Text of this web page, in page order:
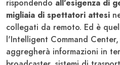
rispondendo all'esigenza di
migliaia di spettatori attesi
collegati da remoto. Ed è
l'Intelligent Command
aggregherà informazioni in